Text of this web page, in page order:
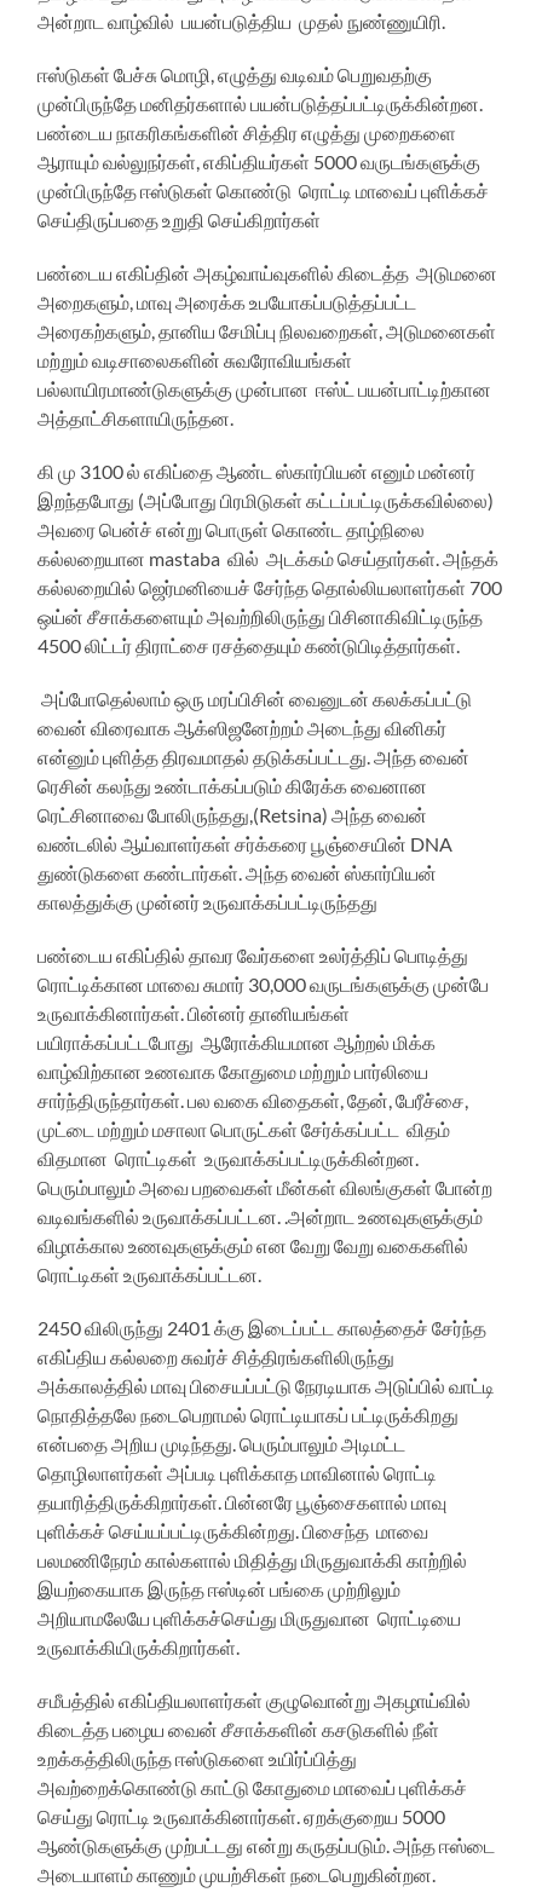
அன்றாட வாழ்வில் பயன்படுத்திய முதல் நுண்ணுயிரி.
ஈஸ்டுகள் பேச்சு மொழி, எழுத்து வடிவம் பெறுவதற்கு
முன்பிருந்தே மனிதர்களால் பயன்படுத்தப்பட்டிருக்கின்றன.
பண்டைய நாகரிகங்களின் சித்திர எழுத்து முறைகளை
ஆராயும் வல்லுநர்கள், எகிப்தியர்கள் 5000 வருடங்களுக்கு
முன்பிருந்தே ஈஸ்டுகள் கொண்டு ரொட்டி மாவைப் புளிக்கச்
செய்திருப்பதை உறுதி செய்கிறார்கள்
பண்டைய எகிப்தின் அகழ்வாய்வுகளில் கிடைத்த அடுமனை
அறைகளும், மாவு அரைக்க உபயோகப்படுத்தப்பட்ட
அரைகற்களும், தானிய சேமிப்பு நிலவறைகள், அடுமனைகள்
மற்றும் வடிசாலைகளின் சுவரோவியங்கள்
பல்லாயிரமாண்டுகளுக்கு முன்பான ஈஸ்ட் பயன்பாட்டிற்கான
அத்தாட்சிகளாயிருந்தன.
கி மு 3100 ல் எகிப்தை ஆண்ட ஸ்கார்பியன் எனும் மன்னர்
இறந்தபோது (அப்போது பிரமிடுகள் கட்டப்பட்டிருக்கவில்லை)
அவரை பென்ச் என்று பொருள் கொண்ட தாழ்நிலை
கல்லறையான mastaba வில் அடக்கம் செய்தார்கள். அந்தக்
கல்லறையில் ஜெர்மனியைச் சேர்ந்த தொல்லியலாளர்கள் 700
ஒய்ன் சீசாக்களையும் அவற்றிலிருந்து பிசினாகிவிட்டிருந்த
4500 லிட்டர் திராட்சை ரசத்தையும் கண்டுபிடித்தார்கள்.
அப்போதெல்லாம் ஒரு மரப்பிசின் வைனுடன் கலக்கப்பட்டு
வைன் விரைவாக ஆக்ஸிஜனேற்றம் அடைந்து வினிகர்
என்னும் புளித்த திரவமாதல் தடுக்கப்பட்டது. அந்த வைன்
ரெசின் கலந்து உண்டாக்கப்படும் கிரேக்க வைனான
ரெட்சினாவை போலிருந்தது,(Retsina) அந்த வைன்
வண்டலில் ஆய்வாளர்கள் சர்க்கரை பூஞ்சையின் DNA
துண்டுகளை கண்டார்கள். அந்த வைன் ஸ்கார்பியன்
காலத்துக்கு முன்னர் உருவாக்கப்பட்டிருந்தது
பண்டைய எகிப்தில் தாவர வேர்களை உலர்த்திப் பொடித்து
ரொட்டிக்கான மாவை சுமார் 30,000 வருடங்களுக்கு முன்பே
உருவாக்கினார்கள். பின்னர் தானியங்கள்
பயிராக்கப்பட்டபோது ஆரோக்கியமான ஆற்றல் மிக்க
வாழ்விற்கான உணவாக கோதுமை மற்றும் பார்லியை
சார்ந்திருந்தார்கள். பல வகை விதைகள், தேன், பேரீச்சை,
முட்டை மற்றும் மசாலா பொருட்கள் சேர்க்கப்பட்ட விதம்
விதமான ரொட்டிகள் உருவாக்கப்பட்டிருக்கின்றன.
பெரும்பாலும் அவை பறவைகள் மீன்கள் விலங்குகள் போன்ற
வடிவங்களில் உருவாக்கப்பட்டன. .அன்றாட உணவுகளுக்கும்
விழாக்கால உணவுகளுக்கும் என வேறு வேறு வகைகளில்
ரொட்டிகள் உருவாக்கப்பட்டன.
2450 விலிருந்து 2401 க்கு இடைப்பட்ட காலத்தைச் சேர்ந்த
எகிப்திய கல்லறை சுவர்ச் சித்திரங்களிலிருந்து
அக்காலத்தில் மாவு பிசையப்பட்டு நேரடியாக அடுப்பில் வாட்டி
நொதித்தலே நடைபெறாமல் ரொட்டியாகப் பட்டிருக்கிறது
என்பதை அறிய முடிந்தது. பெரும்பாலும் அடிமட்ட
தொழிலாளர்கள் அப்படி புளிக்காத மாவினால் ரொட்டி
தயாரித்திருக்கிறார்கள். பின்னரே பூஞ்சைகளால் மாவு
புளிக்கச் செய்யப்பட்டிருக்கின்றது. பிசைந்த மாவை
பலமணிநேரம் கால்களால் மிதித்து மிருதுவாக்கி காற்றில்
இயற்கையாக இருந்த ஈஸ்டின் பங்கை முற்றிலும்
அறியாமலேயே புளிக்கச்செய்து மிருதுவான ரொட்டியை
உருவாக்கியிருக்கிறார்கள்.
சமீபத்தில் எகிப்தியலாளர்கள் குழுவொன்று அகழாய்வில்
கிடைத்த பழைய வைன் சீசாக்களின் கசடுகளில் நீள்
உறக்கத்திலிருந்த ஈஸ்டுகளை உயிர்ப்பித்து
அவற்றைக்கொண்டு காட்டு கோதுமை மாவைப் புளிக்கச்
செய்து ரொட்டி உருவாக்கினார்கள். ஏறக்குறைய 5000
ஆண்டுகளுக்கு முற்பட்டது என்று கருதப்படும். அந்த ஈஸ்டை
அடையாளம் காணும் முயற்சிகள் நடைபெறுகின்றன.